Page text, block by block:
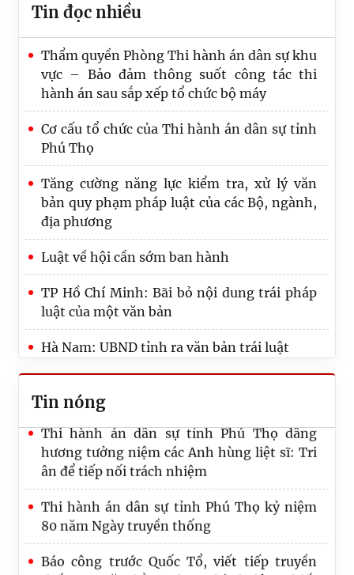
Tin đọc nhiều
Thẩm quyền Phòng Thi hành án dân sự khu
vực – Bảo đảm thông suốt công tác thi
hành án sau sắp xếp tổ chức bộ máy
Cơ cấu tổ chức của Thi hành án dân sự tỉnh
Phú Thọ
Tăng cường năng lực kiểm tra, xử lý văn
bản quy phạm pháp luật của các Bộ, ngành,
địa phương
Luật về hội cần sớm ban hành
TP Hồ Chí Minh: Bãi bỏ nội dung trái pháp
luật của một văn bản
Hà Nam: UBND tỉnh ra văn bản trái luật
Tin nóng
Thi hành án Phú Thọ giải phóng điểm
nghẽn, tạo động lực để tăng tốc đạt chỉ
tiêu, nhiệm vụ
Thi hành án dân sự tỉnh Phú Thọ nâng cao
năng lực chuyển đổi số, đáp ứng yêu cầu cải
cách tư pháp